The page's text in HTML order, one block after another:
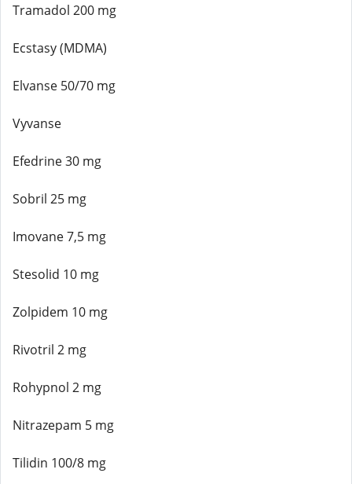
Tramadol 200 mg
Ecstasy (MDMA)
Elvanse 50/70 mg
Vyvanse
Efedrine 30 mg
Sobril 25 mg
Imovane 7,5 mg
Stesolid 10 mg
Zolpidem 10 mg
Rivotril 2 mg
Rohypnol 2 mg
Nitrazepam 5 mg
Tilidin 100/8 mg